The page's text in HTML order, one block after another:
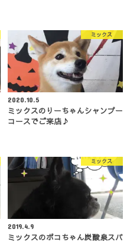
ミックス
2020.10.5
ミックスのりーちゃんシャンプー
コースでご来店♪
ミックス
2019.4.9
ミックスのポコちゃん炭酸泉スパ